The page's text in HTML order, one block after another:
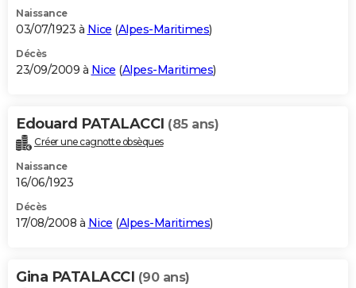
Naissance
03/07/1923 à Nice (Alpes-Maritimes)
Décès
23/09/2009 à Nice (Alpes-Maritimes)
Edouard PATALACCI (85 ans)
Créer une cagnotte obsèques
Naissance
16/06/1923
Décès
17/08/2008 à Nice (Alpes-Maritimes)
Gina PATALACCI (90 ans)